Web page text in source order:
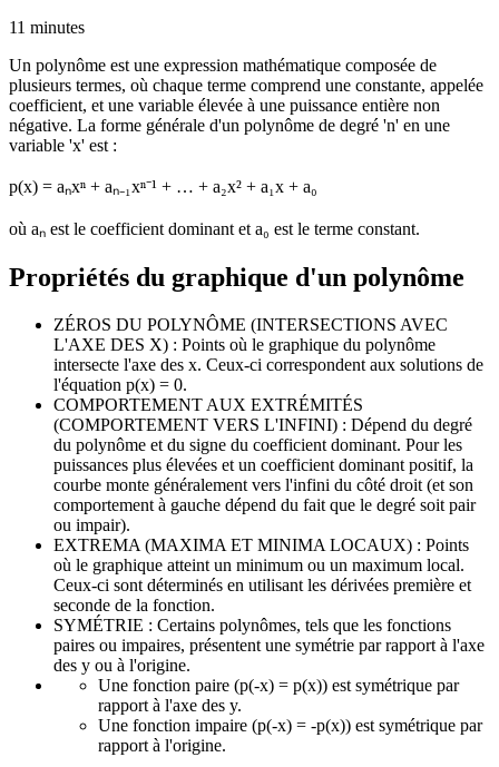
11 minutes
Un polynôme est une expression mathématique composée de
plusieurs termes, où chaque terme comprend une constante, appelée
coefficient, et une variable élevée à une puissance entière non
négative. La forme générale d'un polynôme de degré 'n' en une
variable 'x' est :
p(x) = aₙxⁿ + aₙ₋₁xⁿ⁻¹ + … + a₂x² + a₁x + a₀
où aₙ est le coefficient dominant et a₀ est le terme constant.
Propriétés du graphique d'un polynôme
ZÉROS DU POLYNÔME (INTERSECTIONS AVEC
L'AXE DES X) : Points où le graphique du polynôme
intersecte l'axe des x. Ceux-ci correspondent aux solutions de
l'équation p(x) = 0.
COMPORTEMENT AUX EXTRÉMITÉS
(COMPORTEMENT VERS L'INFINI) : Dépend du degré
du polynôme et du signe du coefficient dominant. Pour les
puissances plus élevées et un coefficient dominant positif, la
courbe monte généralement vers l'infini du côté droit (et son
comportement à gauche dépend du fait que le degré soit pair
ou impair).
EXTREMA (MAXIMA ET MINIMA LOCAUX) : Points
où le graphique atteint un minimum ou un maximum local.
Ceux-ci sont déterminés en utilisant les dérivées première et
seconde de la fonction.
SYMÉTRIE : Certains polynômes, tels que les fonctions
paires ou impaires, présentent une symétrie par rapport à l'axe
des y ou à l'origine.
Une fonction paire (p(-x) = p(x)) est symétrique par
rapport à l'axe des y.
Une fonction impaire (p(-x) = -p(x)) est symétrique par
rapport à l'origine.